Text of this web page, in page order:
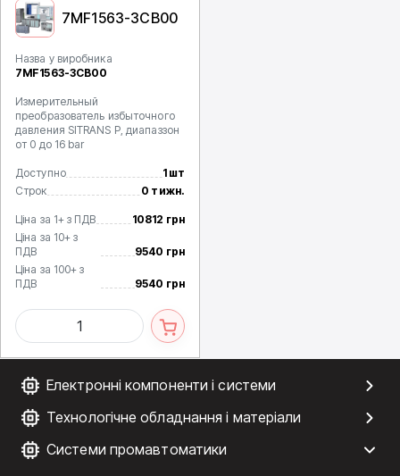
Електронні компоненти і системи
Технологічне обладнання і матеріали
Системи промавтоматики
7MF1563-3CB00
Назва у виробника
7MF1563-3CB00
Измерительный
преобразователь избыточного
давления SITRANS P, диапаззон
от 0 до 16 bar
Доступно
1 шт
Строк
0 тижн.
Ціна за 1+ з ПДВ
10812 грн
Ціна за 10+ з
ПДВ
9540 грн
Ціна за 100+ з
ПДВ
9540 грн